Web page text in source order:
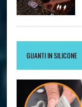
GUANTI IN SILICONE